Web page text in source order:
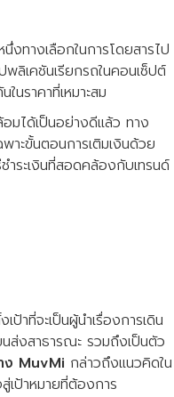
ทางเลือกในการโดยสารไป
ลิเคชันเรียกรถในคอนเซ็ปต์
ราคาที่เหมาะสม
มได้เป็นอย่างดีแล้ว ทาง
ะขั้นตอนการเติมเงินด้วย
ำระเงินที่สอดคล้องกับเทรนด์
าที่จะเป็นผู้นำเรื่องการเดิน
ส่งสาธารณะ รวมถึงเป็นตัว
MuvMi กล่าวถึงแนวคิดใน
ป้าหมายที่ต้องการ